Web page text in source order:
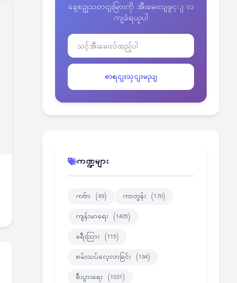
နေ့စဥျသတငျးမြားကို အီးမေးလျဖွင့ျ လ
ကျခံရယူပါ
စာရငျးသှငျးမညျ
ကဏ္ဍများ
ကဗ်ာ (49) ကာတွန်း (170)
ကျန်းမာရေး (1405)
ခရီးသြား (115)
စမ်းသပ်လေ့လာခြင်း (194)
စီးပွားရေး (1031)